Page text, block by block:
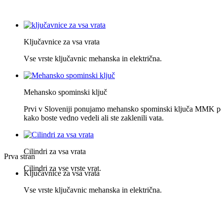
Ključavnice za vsa vrata
Vse vrste ključavnic mehanska in električna.
Mehansko spominski ključ
Prvi v Sloveniji ponujamo mehansko spominski ključa MMK
kako boste vedno vedeli ali ste zaklenili vata.
Cilindri za vsa vrata
Cilindri za vse vrste vrat.
Prva stran
Ključavnice za vsa vrata
Vse vrste ključavnic mehanska in električna.